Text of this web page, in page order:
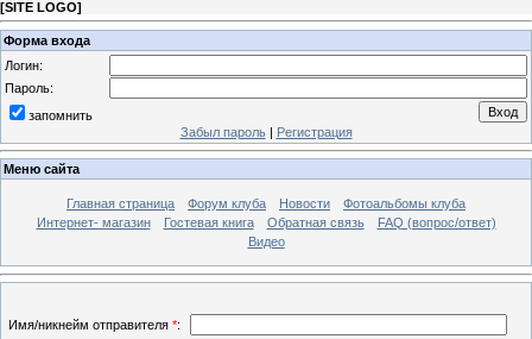
[SITE LOGO]
Форма входа
Логин:
Пароль:
запомнить
Забыл пароль| Регистрация
Меню сайта
Главная страница Форум клуба Новости
Фотоальбомы клуба
Интернет- магазин
Гостевая книга Обратная связь
FAQ (вопрос/ответ)
Видео
Имя/никнейм отправителя *: